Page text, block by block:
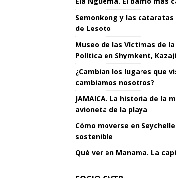
Semonkong y las cataratas
de Lesoto
Museo de las Víctimas de
Política en Shymkent,
¿Cambian los lugares que
cambiamos nosotros?
JAMAICA. La historia de la
avioneta de la playa
Cómo moverse en
sostenible
Qué ver en Manama. La